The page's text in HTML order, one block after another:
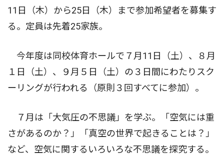
11日（木）から25日（木）まで参加希望者を募集す
る。定員は先着25家族。
今年度は同校体育ホールで７月11日（土）、８月
１日（土）、９月５日（土）の３日間にわたりスク
ーリングが行われる（原則３回すべてに参加）。
７月は「大気圧の不思議」を学ぶ。「空気には重
さがあるのか？」「真空の世界で起きることは？」
など、空気に関するいろいろな不思議を探究する。